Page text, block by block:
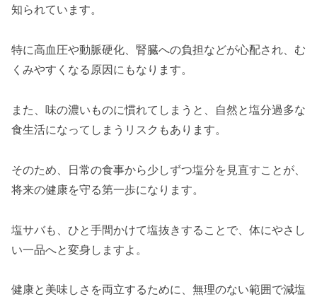
知られています。
特に高血圧や動脈硬化、腎臓への負担などが心配され、む
くみやすくなる原因にもなります。
また、味の濃いものに慣れてしまうと、自然と塩分過多な
食生活になってしまうリスクもあります。
そのため、日常の食事から少しずつ塩分を見直すことが、
将来の健康を守る第一歩になります。
塩サバも、ひと手間かけて塩抜きすることで、体にやさし
い一品へと変身しますよ。
健康と美味しさを両立するために、無理のない範囲で減塩